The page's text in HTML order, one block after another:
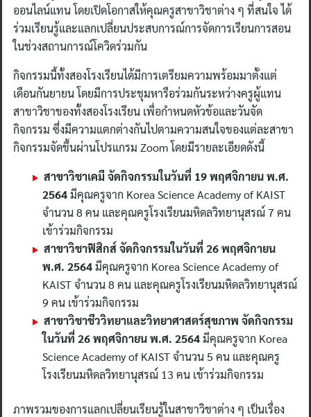
ออนไลน์แทน โดยเปิดโอกาสให้คุณครูสาขาวิชาต่าง ๆ ที่สนใจ ได้
ร่วมเรียนรู้และแลกเปลี่ยนประสบการณ์การจัดการเรียนการสอน
ในช่วงสถานการณ์โควิดร่วมกัน
กิจกรรมนี้ทั้งสองโรงเรียนได้มีการเตรียมความพร้อมมาตั้งแต่
เดือนกันยายน โดยมีการประชุมหารือร่วมกันระหว่างครูผู้แทน
สาขาวิชาของทั้งสองโรงเรียน เพื่อกำหนดหัวข้อและวันจัด
กิจกรรม ซึ่งมีความแตกต่างกันไปตามความสนใจของแต่ละสาขา
กิจกรรมจัดขึ้นผ่านโปรแกรม Zoom โดยมีรายละเอียดดังนี้
สาขาวิชาเคมี จัดกิจกรรมในวันที่ 19 พฤศจิกายน พ.ศ.
2564มีคุณครูจาก Korea Science Academy of KAIST
จำนวน 8 คน และคุณครูโรงเรียนมหิดลวิทยานุสรณ์ 7 คน
เข้าร่วมกิจกรรม
สาขาวิชาฟิสิกส์ จัดกิจกรรมในวันที่ 26 พฤศจิกายน
พ.ศ. 2564มีคุณครูจาก Korea Science Academy of
KAIST จำนวน 8 คน และคุณครูโรงเรียนมหิดลวิทยานุสรณ์
9 คน เข้าร่วมกิจกรรม
สาขาวิชาชีววิทยาและวิทยาศาสตร์สุขภาพ จัดกิจกรรม
ในวันที่ 26 พฤศจิกายน พ.ศ. 2564มีคุณครูจาก Korea
Science Academy of KAIST จำนวน 5 คน และคุณครู
โรงเรียนมหิดลวิทยานุสรณ์ 13 คน เข้าร่วมกิจกรรม
ภาพรวมของการแลกเปลี่ยนเรียนรู้ในสาขาวิชาต่าง ๆ เป็นเรื่อง